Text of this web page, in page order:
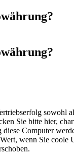
Sie bitte hier,
Computer
wenn Sie